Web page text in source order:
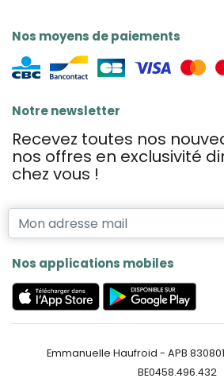
Nos moyens de paiements
Notre newsletter
Recevez toutes nos
nos offres en exclusivité
chez vous !
Nos applications mobiles
Emmanuelle Haufroid - APB
BE0458.496.432